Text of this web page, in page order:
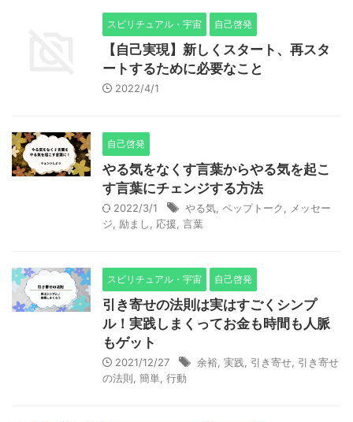
スピリチュアル・宇宙 自己啓発
【自己実現】新しくスタート、再スタ
ートするために必要なこと
2022/4/1
自己啓発
やる気をなくす言葉からやる気を起こ
す言葉にチェンジする方法
2022/3/1 やる気 ペップトーク
メッセー
ジ
励まし 応援 言葉
スピリチュアル・宇宙 自己啓発
引き寄せの法則は実はすごくシンプ
ル！実践しまくってお金も時間も人脈
もゲット
2021/12/27 余裕 実践 引き寄せ 引き寄せ
の法則 簡単 行動